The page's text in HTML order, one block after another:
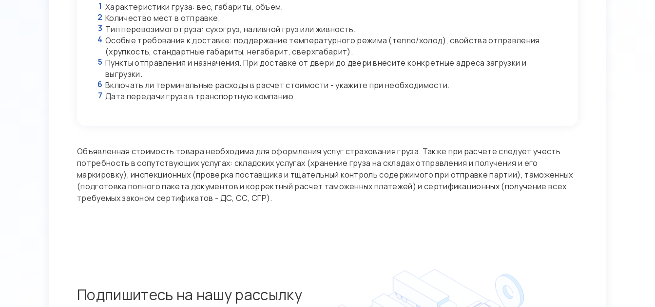
1 Характеристики груза: вес, габариты, объем.
2 Количество мест в отправке.
3 Тип перевозимого груза: сухогруз, наливной груз или живность.
4 Особые требования к доставке: поддержание температурного режима (тепло/холод), свойства отправления
(хрупкость, стандартные габариты, негабарит, сверхгабарит).
5 Пункты отправления и назначения. При доставке от двери до двери внесите конкретные адреса загрузки и
выгрузки.
6 Включать ли терминальные расходы в расчет стоимости - укажите при необходимости.
7 Дата передачи груза в транспортную компанию.
Объявленная стоимость товара необходима для оформления услуг страхования груза. Также при расчете следует учесть
потребность в сопутствующих услугах: складских услугах (хранение груза на складах отправления и получения и его
маркировку), инспекционных (проверка поставщика и тщательный контроль содержимого при отправке партии), таможенных
(подготовка полного пакета документов и корректный расчет таможенных платежей) и сертификационных (получение всех
требуемых законом сертификатов - ДС, СС, СГР).
Подпишитесь на нашу рассылку